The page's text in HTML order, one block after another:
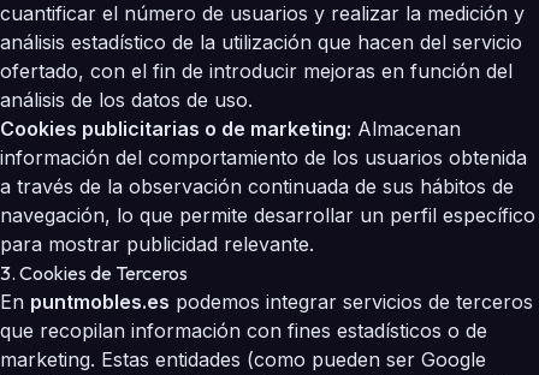
cuantificar el número de usuarios y realizar la medición y
análisis estadístico de la utilización que hacen del servicio
ofertado, con el fin de introducir mejoras en función del
análisis de los datos de uso.
Cookies publicitarias o de marketing: Almacenan
información del comportamiento de los usuarios obtenida
a través de la observación continuada de sus hábitos de
navegación, lo que permite desarrollar un perfil específico
para mostrar publicidad relevante.
3. Cookies de Terceros
En puntmobles.es podemos integrar servicios de terceros
que recopilan información con fines estadísticos o de
marketing. Estas entidades (como pueden ser Google